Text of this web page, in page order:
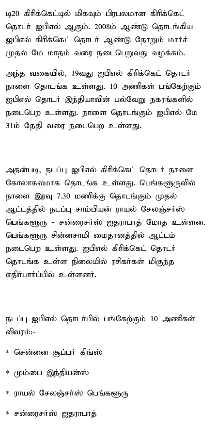
டி20 கிரிக்கெட்டில் மிகவும் பிரபலமான கிரிக்கெட்
தொடர் ஐபிஎல் ஆகும். 2008ம் ஆண்டு தொடங்கிய
ஐபிஎல் கிரிக்கெட் தொடர் ஆண்டு தோறும் மார்ச்
முதல் மே மாதம் வரை நடைபெறுவது வழக்கம்.
அந்த வகையில், 19வது ஐபிஎல் கிரிக்கெட் தொடர்
நாளை தொடங்க உள்ளது. 10 அணிகள் பங்கேற்கும்
ஐபிஎல் தொடர் இந்தியாவின் பல்வேறு நகரங்களில்
நடைபெற உள்ளது. நாளை தொடங்கும் ஐபிஎல் மே
31ம் தேதி வரை நடைபெற உள்ளது.
அதன்படி, நடப்பு ஐபிஎல் கிரிக்கெட் தொடர் நாளை
கோலாகலமாக தொடங்க உள்ளது. பெங்களூருவில்
நாளை இரவு 7.30 மணிக்கு தொடங்கும் முதல்
ஆட்டத்தில் நடப்பு சாம்பியன் ராயல் சேலஞ்சர்ஸ்
பெங்களூரு - சன்ரைசர்ஸ் ஐதராபாத் மோத உள்ளன.
பெங்களூரு சின்னசாமி மைதானத்தில் ஆட்டம்
நடைபெற உள்ளது. ஐபிஎல் கிரிக்கெட் தொடர்
தொடங்க உள்ள நிலையில் ரசிகர்கள் மிகுந்த
எதிர்பார்ப்பில் உள்ளனர்.
நடப்பு ஐபிஎல் தொடர்பில் பங்கேற்கும் 10 அணிகள்
விவரம்:-
* சென்னை சூப்பர் கிங்ஸ்
* மும்பை இந்தியன்ஸ்
* ராயல் சேலஞ்சர்ஸ் பெங்களூரு
* சன்ரைசர்ஸ் ஐதராபாத்